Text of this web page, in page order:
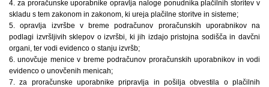
4. za proračunske uporabnike opravlja naloge ponudnika plačilnih storitev v
skladu s tem zakonom in zakonom, ki ureja plačilne storitve in sisteme;
5. opravlja izvršbe v breme podračunov proračunskih uporabnikov na
podlagi izvršljivih sklepov o izvršbi, ki jih izdajo pristojna sodišča in davčni
organi, ter vodi evidenco o stanju izvršb;
6. unovčuje menice v breme podračunov proračunskih uporabnikov in vodi
evidenco o unovčenih menicah;
7. za proračunske uporabnike pripravlja in pošilja obvestila o plačilnih